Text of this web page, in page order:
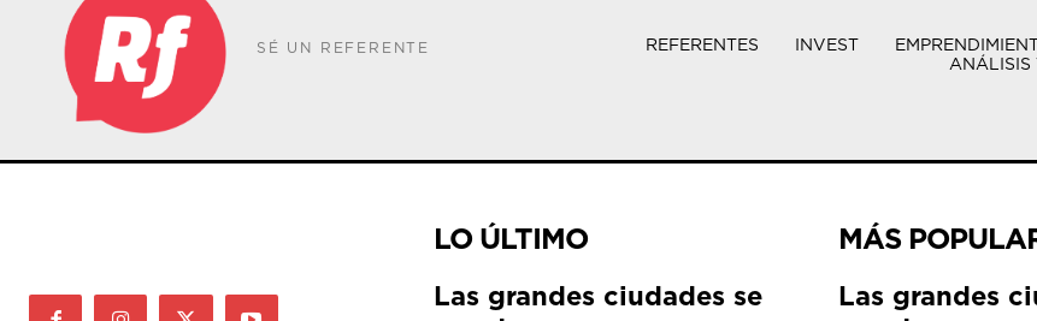
SÉ UN REFERENTE REFERENTES INVEST
ANÁLISIS
LO ÚLTIMO
Las grandes ciudades se
MÁS
Las grandes